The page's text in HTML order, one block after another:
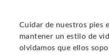
Cuidar de nuestros pies
mantener un estilo de
olvidamos que ellos